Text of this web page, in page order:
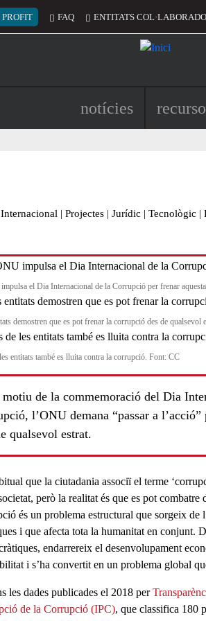
del compte d'usuari
PROFIT FAQ ENTITATS
Navegació
notícies
Internacional | Projectes | Jurídic | Tecnològic |
el Dia Internacional de la Corrupció per frenar
demostren que es pot frenar la corrupció des de qualsevol
entitats també es lluita contra la corrupció. Font: CC
de la commemoració del Dia
l’ONU demana “passar a
qualsevol estrat.
que la ciutadania associï el terme
però la realitat és que es pot combatre
és un problema estructural que sorgeix de
i que afecta tota la humanitat en conjunt.
endarrereix el desenvolupament
i s’ha convertit en un problema global
les dades publicades el 2018 per
de la Corrupció (IPC), que classifica 180